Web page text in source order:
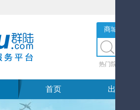
商城服务
热门院校
首页 出国留学